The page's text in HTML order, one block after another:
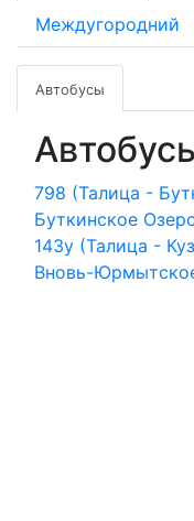
Междугородний
Автобусы
798 (Талица -
Буткинское
143у (Талица -
Вновь-